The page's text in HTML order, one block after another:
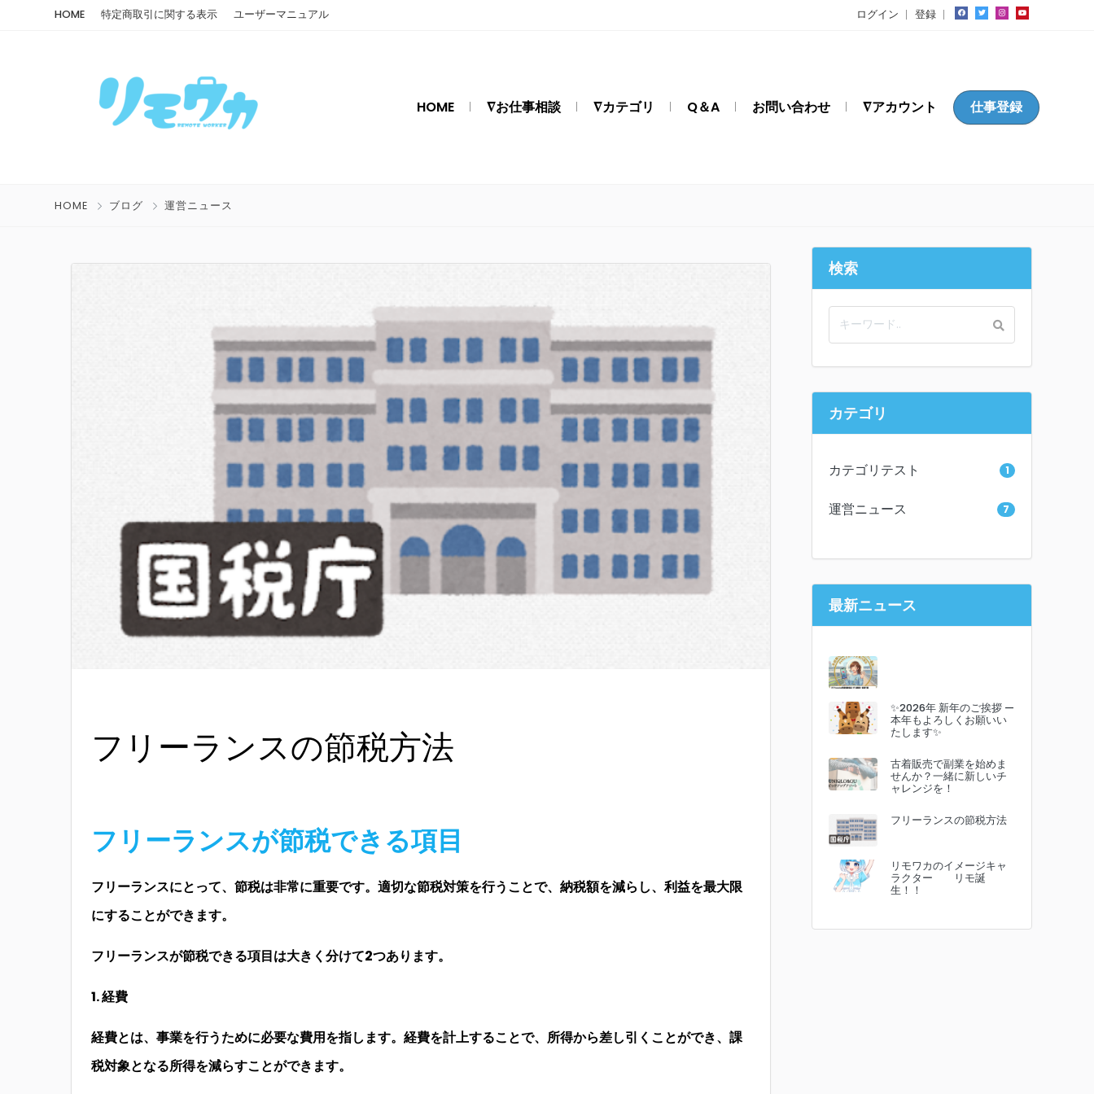
HOME 特定商取引に関する表示 ユーザーマニュアル ログイン 登録
HOME ∇お仕事相談 ∇カテゴリ Q＆A お問い合わせ ∇アカウント 仕事登録
HOME ブログ 運営ニュース
フリーランスの節税方法
フリーランスが節税できる項目
フリーランスにとって、節税は非常に重要です。適切な節税対策を行うことで、納税額を減らし、利益を最大限
にすることができます。
フリーランスが節税できる項目は大きく分けて2つあります。
1. 経費
経費とは、事業を行うために必要な費用を指します。経費を計上することで、所得から差し引くことができ、課
税対象となる所得を減らすことができます。
検索
カテゴリ
カテゴリテスト 1
運営ニュース 7
最新ニュース
✨2026年 新年のご挨拶 —
本年もよろしくお願いい
たします✨
古着販売で副業を始めま
せんか？一緒に新しいチ
ャレンジを！
フリーランスの節税方法
リモワカのイメージキャ
ラクター リモ誕
生！！